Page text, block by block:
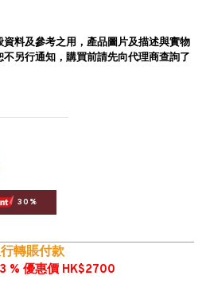
料及參考之用，產品圖片及描述與實物
另行通知，購買前請先向代理商查詢了
30%
轉賬付款
% 優惠價 HK$2700